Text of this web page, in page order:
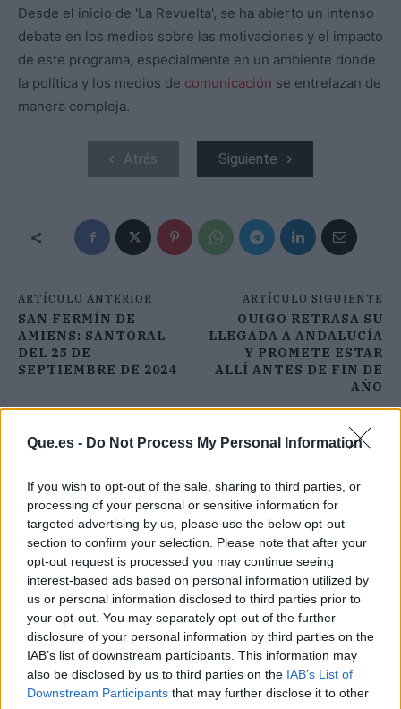
Que.es - Do Not Process My Personal Information
If you wish to opt-out of the sale, sharing to third parties, or
processing of your personal or sensitive information for
targeted advertising by us, please use the below opt-out
section to confirm your selection. Please note that after your
opt-out request is processed you may continue seeing
interest-based ads based on personal information utilized by
us or personal information disclosed to third parties prior to
your opt-out. You may separately opt-out of the further
disclosure of your personal information by third parties on the
IAB’s list of downstream participants. This information may
also be disclosed by us to third parties on the IAB’s List of
Downstream Participants that may further disclose it to other
Desde el inicio de 'La Revuelta', se ha abierto un intenso
debate en los medios sobre las motivaciones y el impacto
de este programa, especialmente en un ambiente donde
la política y los medios de comunicación se entrelazan de
manera compleja.
Atrás Siguiente
ARTÍCULO ANTERIOR
SAN FERMÍN DE
AMIENS: SANTORAL
DEL 25 DE
SEPTIEMBRE DE 2024
ARTÍCULO SIGUIENTE
OUIGO RETRASA SU
LLEGADA A ANDALUCÍA
Y PROMETE ESTAR
ALLÍ ANTES DE FIN DE
AÑO